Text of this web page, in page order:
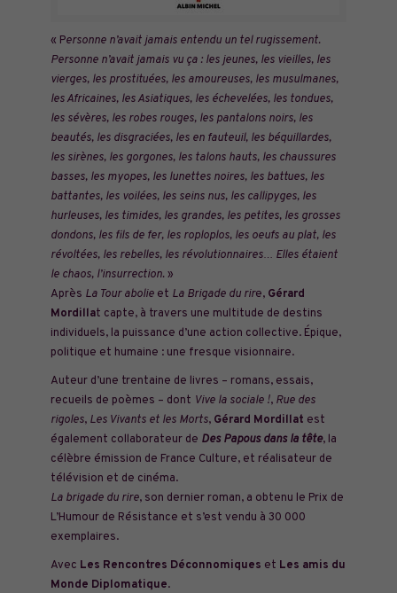
« Personne n’avait jamais entendu un tel rugissement.
Personne n’avait jamais vu ça : les jeunes, les vieilles, les
vierges, les prostituées, les amoureuses, les musulmanes,
les Africaines, les Asiatiques, les échevelées, les tondues,
les sévères, les robes rouges, les pantalons noirs, les
beautés, les disgraciées, les en fauteuil, les béquillardes,
les sirènes, les gorgones, les talons hauts, les chaussures
basses, les myopes, les lunettes noires, les battues, les
battantes, les voilées, les seins nus, les callipyges, les
hurleuses, les timides, les grandes, les petites, les grosses
dondons, les fils de fer, les roploplos, les oeufs au plat, les
révoltées, les rebelles, les révolutionnaires… Elles étaient
le chaos, l’insurrection. »
Après La Tour abolieet La Brigade du rire, Gérard
Mordillat capte, à travers une multitude de destins
individuels, la puissance d’une action collective. Épique,
politique et humaine : une fresque visionnaire.
Auteur d’une trentaine de livres – romans, essais,
recueils de poèmes – dont Vive la sociale !, Rue des
rigoles, Les Vivants et les Morts, Gérard Mordillat est
également collaborateur de Des Papous dans la tête, la
célèbre émission de France Culture, et réalisateur de
télévision et de cinéma.
La brigade du rire, son dernier roman, a obtenu le Prix de
L’Humour de Résistance et s’est vendu à 30 000
exemplaires.
Avec Les Rencontres Déconnomiques et Les amis du
Monde Diplomatique.